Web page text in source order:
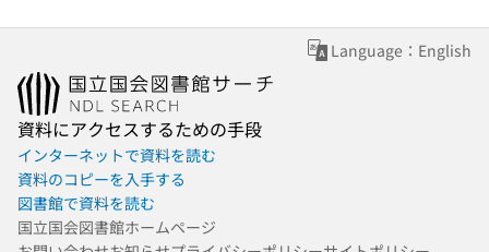
Language：English
資料にアクセスするための手段
インターネットで資料を読む
資料のコピーを入手する
図書館で資料を読む
国立国会図書館ホームページ